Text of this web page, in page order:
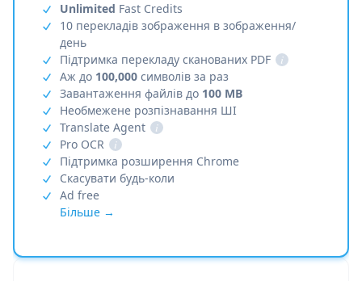
Unlimited Fast Credits
10 перекладів зображення в зображення/
день
Підтримка перекладу сканованих PDF
i
Аж до 100,000 символів за раз
Завантаження файлів до 100 MB
Необмежене розпізнавання ШІ
Translate Agent
i
Pro OCR
i
Підтримка розширення Chrome
Скасувати будь-коли
Ad free
Більше →